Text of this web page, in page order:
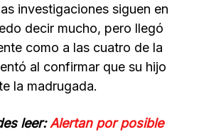
investigaciones siguen en
decir mucho, pero llegó
como a las cuatro de la
al confirmar que su hijo
la madrugada.
leer:Alertan por posible